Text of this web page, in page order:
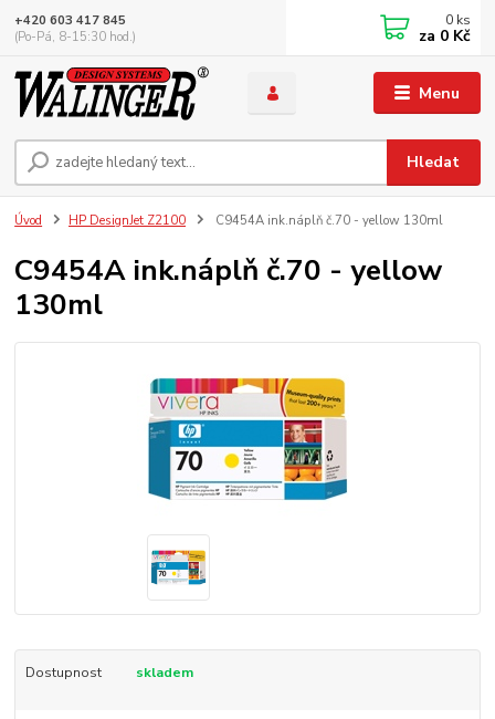
Menu
Hledat
+420 603 417 845
(Po-Pá, 8-15:30 hod.)
0 ks
za 0 Kč
Úvod HP DesignJet Z2100 C9454A ink.náplň č.70 - yellow 130ml
C9454A ink.náplň č.70 - yellow
130ml
Dostupnost skladem